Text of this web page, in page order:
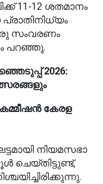
11-12 ശതമാനം
സംവരണം
പറഞ്ഞു.
2026:
കേരള
നിയമസഭാ
ചെയ്തിട്ടുണ്ട്,